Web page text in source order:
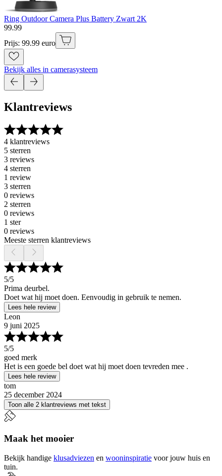
Ring Outdoor Camera Plus Battery Zwart 2K
99.99
Prijs: 99.99 euro
Bekijk alles in camerasysteem
Klantreviews
4 klantreviews
5 sterren
3 reviews
4 sterren
1 review
3 sterren
0 reviews
2 sterren
0 reviews
1 ster
0 reviews
Meeste sterren klantreviews
5/5
Prima deurbel.
Doet wat hij moet doen. Eenvoudig in gebruik te nemen.
Lees hele review
Leon
9 juni 2025
5/5
goed merk
Het is een goede bel doet wat hij moet doen tevreden mee .
Lees hele review
tom
25 december 2024
Toon alle 2 klantreviews met tekst
Maak het mooier
Bekijk handige klusadviezen en wooninspiratie voor jouw huis en
tuin.